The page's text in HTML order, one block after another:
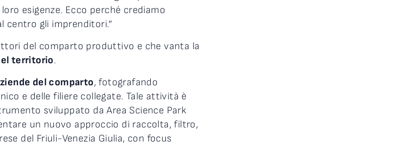
esigenze. Ecco perché crediamo
centro gli imprenditori.”
del comparto produttivo e che vanta la
territorio.
del comparto, fotografando
e delle filiere collegate. Tale attività è
sviluppato da Area Science Park
un nuovo approccio di raccolta, filtro,
del Friuli-Venezia Giulia, con focus